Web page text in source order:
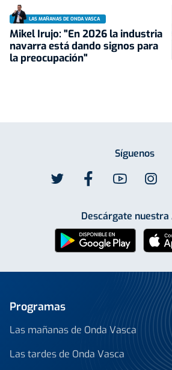
LAS MAÑANAS DE ONDA VASCA
Mikel Irujo: "En 2026 la industria
navarra está dando signos para
la preocupación"
Síguenos
Descárgate nuestra
Programas
Las mañanas de Onda Vasca
Las tardes de Onda Vasca